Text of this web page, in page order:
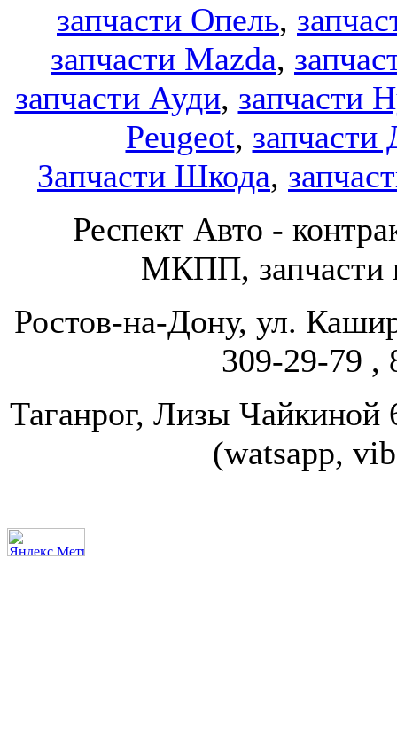
запчасти Опель,
запчасти Mazda,
запчасти Ауди, запчасти
Peugeot, запчасти
Запчасти Шкода,
Респект Авто -
МКПП, запчасти
Ростов-на-Дону, ул.
309-29-79 ,
Таганрог, Лизы
(watsapp,